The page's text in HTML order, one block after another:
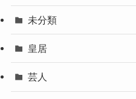
未分類
皇居
芸人